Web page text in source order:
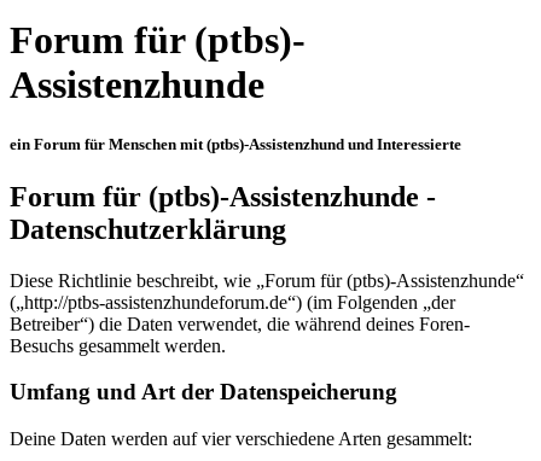
Forum für (ptbs)-
Assistenzhunde
ein Forum für Menschen mit (ptbs)-Assistenzhund und Interessierte
Forum für (ptbs)-Assistenzhunde -
Datenschutzerklärung
Diese Richtlinie beschreibt, wie „Forum für (ptbs)-Assistenzhunde“
(„http://ptbs-assistenzhundeforum.de“) (im Folgenden „der
Betreiber“) die Daten verwendet, die während deines Foren-
Besuchs gesammelt werden.
Umfang und Art der Datenspeicherung
Deine Daten werden auf vier verschiedene Arten gesammelt: